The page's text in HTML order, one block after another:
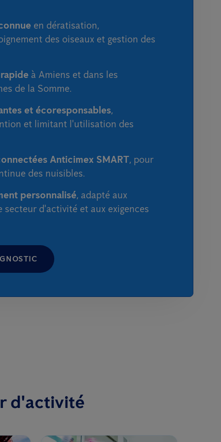
en dératisation,
des oiseaux et gestion des
à Amiens et dans les
de la Somme.
et écoresponsables,
et limitant l'utilisation des
Anticimex SMART, pour
des nuisibles.
personnalisé, adapté aux
d'activité et aux exigences
d'activité